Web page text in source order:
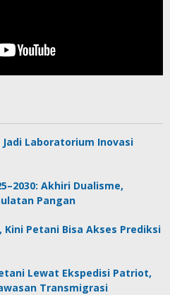
Laboratorium Inovasi
Akhiri Dualisme,
Pangan
Petani Bisa Akses Prediksi
Lewat Ekspedisi Patriot,
Transmigrasi